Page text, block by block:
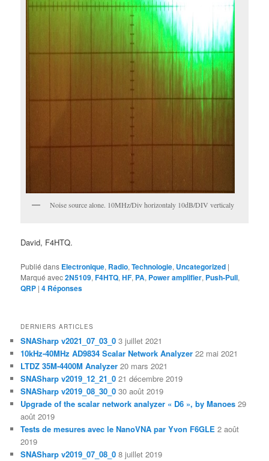
Noise source alone. 10MHz/Div horizontaly 10dB/DIV verticaly
David, F4HTQ.
Publié dans Electronique, Radio,Technologie, Uncategorized |
Marqué avec2N5109,F4HTQ,HF, PA, Power amplifier, Push-Pull,
QRP |4 Réponses
DERNIERS ARTICLES
SNASharp v2021_07_03_0 3 juillet 2021
10kHz-40MHz AD9834 Scalar Network Analyzer 22 mai 2021
LTDZ 35M-4400M Analyzer 20 mars 2021
SNASharp v2019_12_21_0 21 décembre 2019
SNASharp v2019_08_30_0 30 août 2019
Upgrade of the scalar network analyzer « D6 », by Manoes 29
août 2019
Tests de mesures avec le NanoVNA par Yvon F6GLE 2 août
2019
SNASharp v2019_07_08_0 8 juillet 2019